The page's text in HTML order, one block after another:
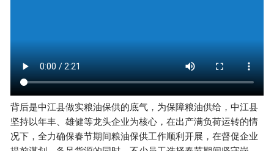
背后是中江县做实粮油保供的底气，为保障粮油供给，中江县
坚持以年丰、雄健等龙头企业为核心，在出产满负荷运转的情
况下，全力确保春节期间粮油保供工作顺利开展，在督促企业